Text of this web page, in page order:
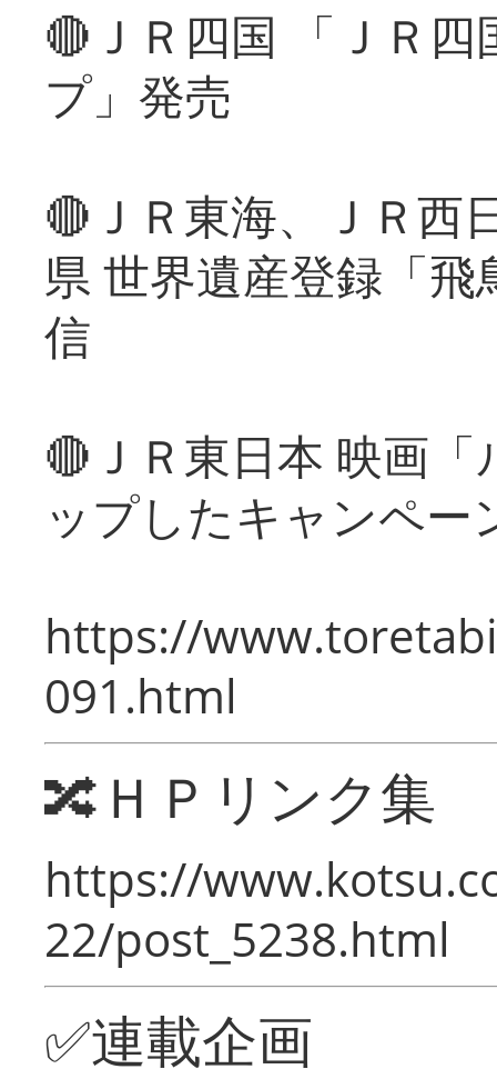
🔴ＪＲ四国 「ＪＲ
プ」発売
🔴ＪＲ東海、ＪＲ西
県 世界遺産登録「
信
🔴ＪＲ東日本 映画
ップしたキャンペー
https://
091.html
🔀ＨＰリンク集
https://
22/post_5238.html
✅連載企画